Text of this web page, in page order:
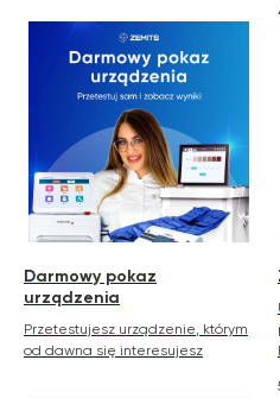
Darmowy pokaz
urządzenia
Przetestujesz urządzenie, którym
od dawna się interesujesz